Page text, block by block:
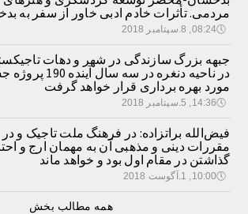
مردمی. تأثرات خادم ادبی خاور از سفر به
🕔08:24, 8.سپتامبر 2018
جبهه بزرگ سازندگی در شهر و دهات
در ناحیه دنغره در سه سال
مورد بهره برداری قرار خواهد گرفت
🕔14:36, 5.سپتامبر 2018
فیض‌الله براتزاده: در فرهنگ ملت تاجیک و در
مقررات دینی و مذهبی آن به مهمان ارج و
گذاشتن در مقام اول بود و خواهد ماند
🕔10:00, 1.آگوست 2018
همه مطالب بخش